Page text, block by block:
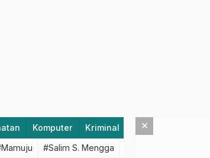
Komputer Kriminal Lifestyle
#Salim S. Mengga
×